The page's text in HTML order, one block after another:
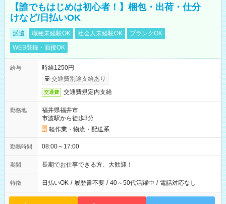
【誰でもはじめは初心者！】梱包・出荷・仕分
けなど/日払いOK
派遣 職種未経験OK 社会人未経験OK
ブランクOK
WEB登録・面接OK
給与
時給1250円
交通費別途支給あり
交通費 交通費規定内支給
勤務地
福井県福井市
市波駅から徒歩3分
軽作業・物流・配送系
勤務時間 08:00～17:00
期間 長期でお仕事できる方、大歓迎！
特徴 日払いOK / 履歴書不要 / 40～50代活躍中 / 電話対応なし